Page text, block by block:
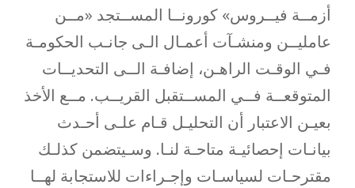
أزمــة فيــروس» كورونــا المســتجد «مــن
عامليــن ومنشـآت أعمـال الـى جانـب الحكومـة
فـي الوقـت الراهـن، إضافـة الــى التحديــات
المتوقعــة فــي المســتقبل القريــب. مــع الأخذ
بعيـن الاعتبار أن التحليـل قـام علـى أحـدث
بيانـات إحصائيـة متاحـة لنـا. وسـيتضمن كذلـك
مقترحـات لسياسـات وإجـراءات للاستجابة لهــا